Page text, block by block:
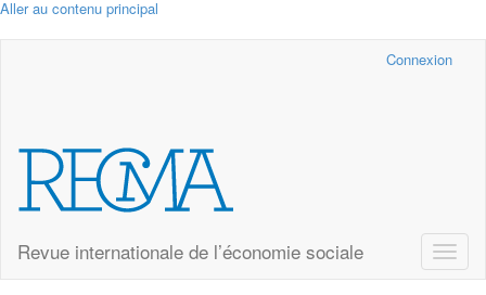
Aller au contenu principal
Connexion
Revue internationale de l’économie sociale
Toggle